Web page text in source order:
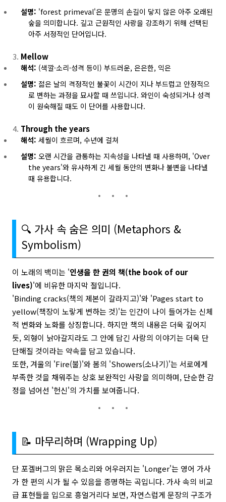
설명: 'forest primeval'은 문명의 손길이 닿지 않은 아주 오래된
숲을 의미합니다. 깊고 근원적인 사랑을 강조하기 위해 선택된
아주 서정적인 단어입니다.
Mellow
해석: (색깔·소리·성격 등이) 부드러운, 은은한, 익은
설명: 젊은 날의 격정적인 불꽃이 시간이 지나 부드럽고 안정적으
로 변하는 과정을 묘사할 때 쓰입니다. 와인이 숙성되거나 성격
이 원숙해질 때도 이 단어를 사용합니다.
Through the years
해석: 세월이 흐르며, 수년에 걸쳐
설명: 오랜 시간을 관통하는 지속성을 나타낼 때 사용하며, 'Over
the years'와 유사하게 긴 세월 동안의 변화나 불변을 나타낼
때 유용합니다.
🔍 가사 속 숨은 의미 (Metaphors &
Symbolism)
이 노래의 백미는 '인생을 한 권의 책(the book of our
lives)'에 비유한 마지막 절입니다.
'Binding cracks(책의 제본이 갈라지고)'와 'Pages start to
yellow(책장이 노랗게 변하는 것)'는 인간이 나이 들어가는 신체
적 변화와 노화를 상징합니다. 하지만 책의 내용은 더욱 깊어지
듯, 외형이 낡아갈지라도 그 안에 담긴 사랑의 이야기는 더욱 단
단해질 것이라는 약속을 담고 있습니다.
또한, 겨울의 'Fire(불)'와 봄의 'Showers(소나기)'는 서로에게
부족한 것을 채워주는 상호 보완적인 사랑을 의미하며, 단순한 감
정을 넘어선 '헌신'의 가치를 보여줍니다.
📝 마무리하며 (Wrapping Up)
단 포겔버그의 맑은 목소리와 어우러지는 'Longer'는 영어 가사
가 한 편의 시가 될 수 있음을 증명하는 곡입니다. 가사 속의 비교
급 표현들을 입으로 흥얼거리다 보면, 자연스럽게 문장의 구조가